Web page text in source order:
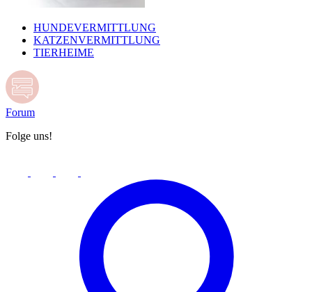
HUNDEVERMITTLUNG
KATZENVERMITTLUNG
TIERHEIME
Forum
Folge uns!